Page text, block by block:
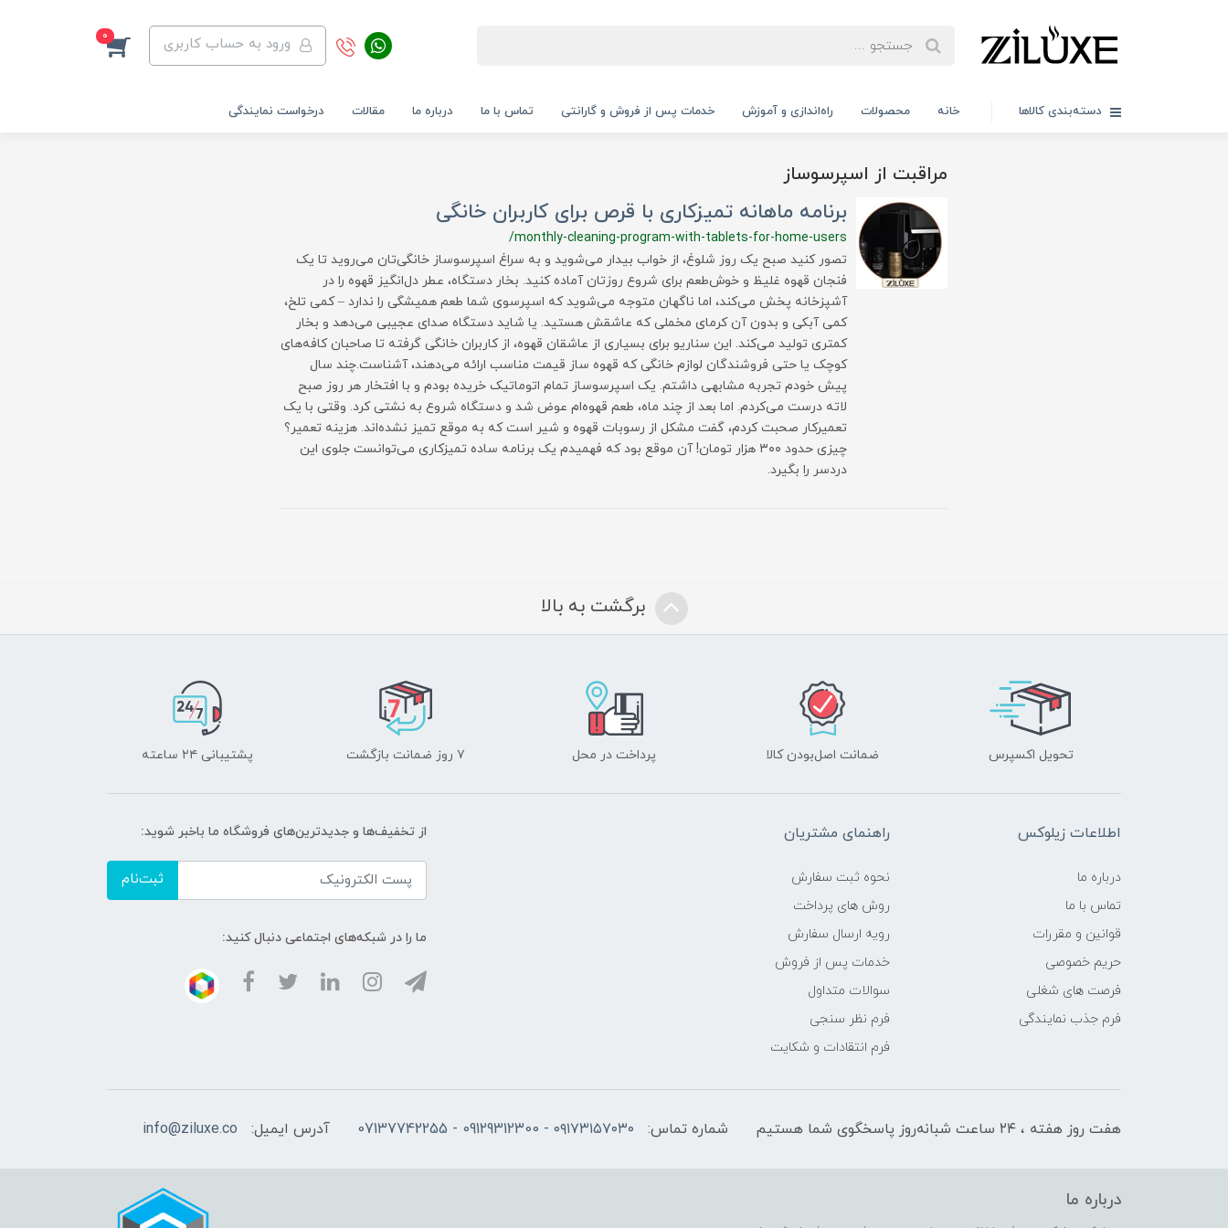
ورود به حساب کاربری 0
دسته‌بندی کالاها خانه محصولات راه‌اندازی و آموزش خدمات پس از فروش و گارانتی تماس با ما درباره ما مقالات درخواست نمایندگی
مراقبت از اسپرسوساز
برنامه ماهانه تمیزکاری با قرص برای کاربران خانگی
/monthly-cleaning-program-with-tablets-for-home-users
تصور کنید صبح یک روز شلوغ، از خواب بیدار می‌شوید و به سراغ اسپرسوساز خانگی‌تان می‌روید تا یک
فنجان قهوه غلیظ و خوش‌طعم برای شروع روزتان آماده کنید. بخار دستگاه، عطر دل‌انگیز قهوه را در
آشپزخانه پخش می‌کند، اما ناگهان متوجه می‌شوید که اسپرسوی شما طعم همیشگی را ندارد – کمی تلخ،
کمی آبکی و بدون آن کرمای مخملی که عاشقش هستید. یا شاید دستگاه صدای عجیبی می‌دهد و بخار
کمتری تولید می‌کند. این سناریو برای بسیاری از عاشقان قهوه، از کاربران خانگی گرفته تا صاحبان کافه‌های
کوچک یا حتی فروشندگان لوازم خانگی که قهوه ساز قیمت مناسب ارائه می‌دهند، آشناست.چند سال
پیش خودم تجربه مشابهی داشتم. یک اسپرسوساز تمام اتوماتیک خریده بودم و با افتخار هر روز صبح
لاته درست می‌کردم. اما بعد از چند ماه، طعم قهوه‌ام عوض شد و دستگاه شروع به نشتی کرد. وقتی با یک
تعمیرکار صحبت کردم، گفت مشکل از رسوبات قهوه و شیر است که به موقع تمیز نشده‌اند. هزینه تعمیر؟
چیزی حدود ۳۰۰ هزار تومان! آن موقع بود که فهمیدم یک برنامه ساده تمیزکاری می‌توانست جلوی این
دردسر را بگیرد.
برگشت به بالا
تحویل اکسپرس ضمانت اصل‌بودن کالا پرداخت در محل ۷ روز ضمانت بازگشت پشتیبانی ۲۴ ساعته
اطلاعات زیلوکس
درباره ما
تماس با ما
قوانین و مقررات
حریم خصوصی
فرصت های شغلی
فرم جذب نمایندگی
راهنمای مشتریان
نحوه ثبت سفارش
روش های پرداخت
رویه ارسال سفارش
خدمات پس از فروش
سوالات متداول
فرم نظر سنجی
فرم انتقادات و شکایت
از تخفیف‌ها و جدیدترین‌های فروشگاه ما باخبر شوید:
ثبت‌نام
ما را در شبکه‌های اجتماعی دنبال کنید:
هفت روز هفته ، ۲۴ ساعت شبانه‌روز پاسخگوی شما هستیم شماره تماس: ۰۹۱۷۳۱۵۷۰۳۰ - 09129312300 - 07137742255 آدرس ایمیل: info@ziluxe.co
درباره ما